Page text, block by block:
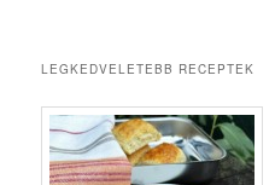
LEGKEDVELETEBB RECEPTEK